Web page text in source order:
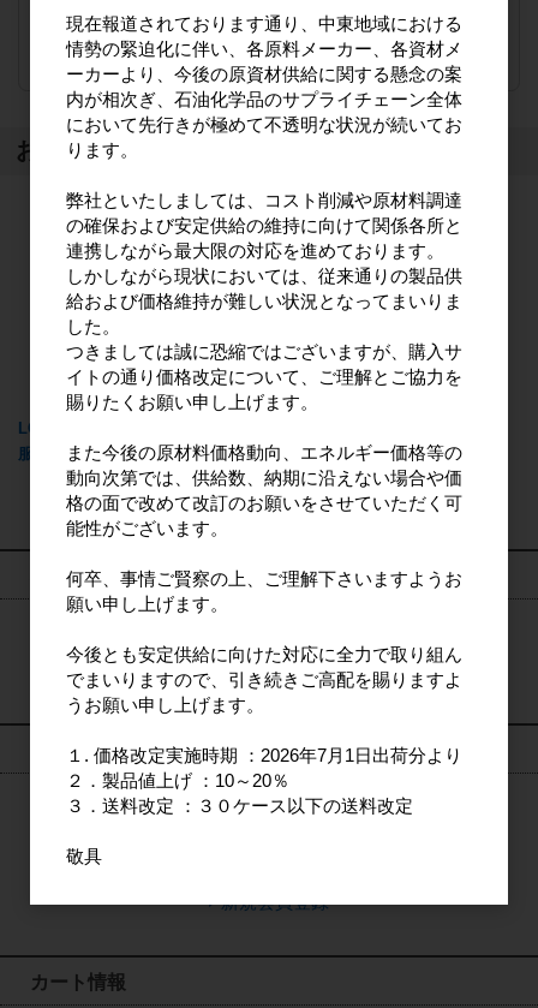
注文数
ご注文には
ログインしてください
おすすめ商品
LC（ランドリークラブ）作業
服専用洗剤 4kg
服専用液体洗剤 本体800g
検索
検索
ログイン
新規会員登録
カート情報
現在報道されております通り、中東地域における
情勢の緊迫化に伴い、各原料メーカー、各資材メ
ーカーより、今後の原資材供給に関する懸念の案
内が相次ぎ、石油化学品のサプライチェーン全体
において先行きが極めて不透明な状況が続いてお
ります。
弊社といたしましては、コスト削減や原材料調達
の確保および安定供給の維持に向けて関係各所と
連携しながら最大限の対応を進めております。
しかしながら現状においては、従来通りの製品供
給および価格維持が難しい状況となってまいりま
した。
つきましては誠に恐縮ではございますが、購入サ
イトの通り価格改定について、ご理解とご協力を
賜りたくお願い申し上げます。
また今後の原材料価格動向、エネルギー価格等の
動向次第では、供給数、納期に沿えない場合や価
格の面で改めて改訂のお願いをさせていただく可
能性がございます。
何卒、事情ご賢察の上、ご理解下さいますようお
願い申し上げます。
今後とも安定供給に向けた対応に全力で取り組ん
でまいりますので、引き続きご高配を賜りますよ
うお願い申し上げます。
１. 価格改定実施時期 ：2026年7月1日出荷分より
２．製品値上げ ：10～20％
３．送料改定 ：３０ケース以下の送料改定
敬具